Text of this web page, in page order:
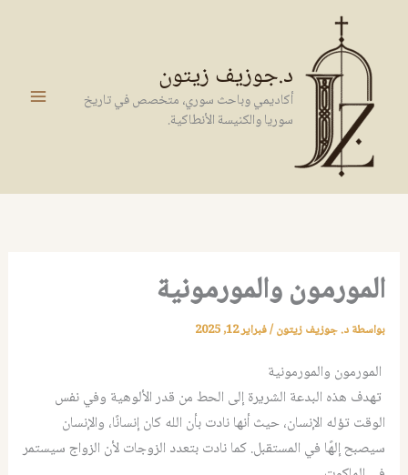
المحتوى
د.جوزيف زيتون
أكاديمي وباحث سوري، متخصص في تاريخ
سوريا والكنيسة الأنطاكية.
المورمون والمورمونية
بواسطةد. جوزيف زيتون/فبراير 12, 2025
المورمون والمورمونية
تهدف هذه البدعة الشريرة إلى الحط من قدر الألوهية وفي نفس
الوقت تؤله الإنسان، حيث أنها نادت بأن الله كان إنسانًا، والإنسان
سيصبح إلهًا في المستقبل. كما نادت بتعدد الزوجات لأن الزواج سيستمر